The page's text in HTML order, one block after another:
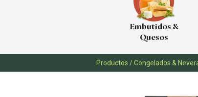
Embutidos &
Quesos
Productos /Congelados &